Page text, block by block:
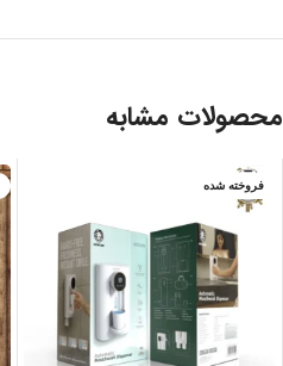
محصولات مشابه
فروخته شده